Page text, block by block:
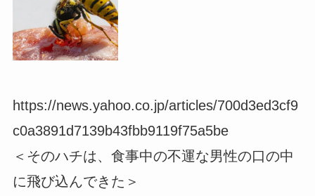
https://news.yahoo.co.jp/articles/700d3ed3cf9
c0a3891d7139b43fbb9119f75a5be
＜そのハチは、食事中の不運な男性の口の中
に飛び込んできた＞